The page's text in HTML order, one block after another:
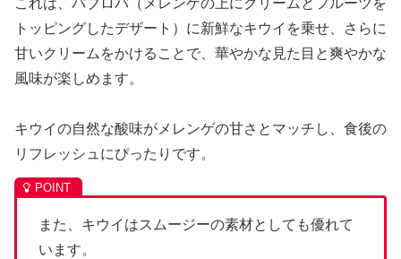
トッピングしたデザート）に新鮮なキウイを乗せ、さらに
甘いクリームをかけることで、華やかな見た目と爽やかな
風味が楽しめます。
キウイの自然な酸味がメレンゲの甘さとマッチし、食後の
リフレッシュにぴったりです。
また、キウイはスムージーの素材としても優れて
います。